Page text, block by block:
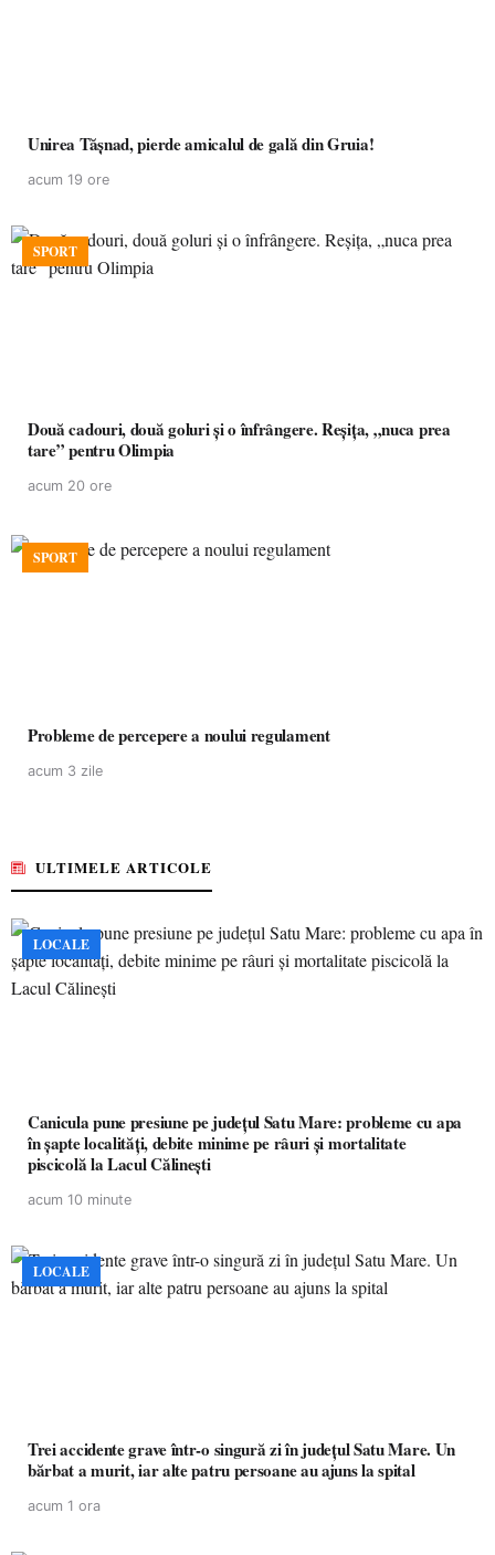
Unirea Tășnad, pierde amicalul de gală din Gruia!
acum 19 ore
SPORT
Două cadouri, două goluri și o înfrângere. Reșița, „nuca prea
tare” pentru Olimpia
acum 20 ore
SPORT
Probleme de percepere a noului regulament
acum 3 zile
ULTIMELE ARTICOLE
LOCALE
Canicula pune presiune pe județul Satu Mare: probleme cu apa
în șapte localități, debite minime pe râuri și mortalitate
piscicolă la Lacul Călinești
acum 10 minute
LOCALE
Trei accidente grave într-o singură zi în județul Satu Mare. Un
bărbat a murit, iar alte patru persoane au ajuns la spital
acum 1 ora